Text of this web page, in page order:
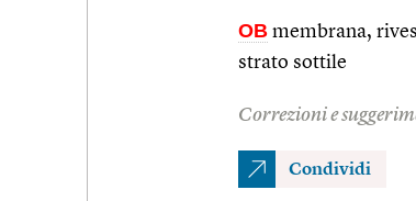
OB membrana,
strato sottile
Correzioni e
Condividi